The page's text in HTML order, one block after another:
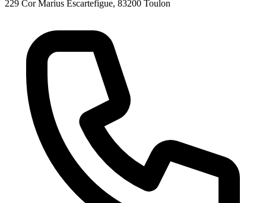
229 Cor Marius Escartefigue, 83200 Toulon